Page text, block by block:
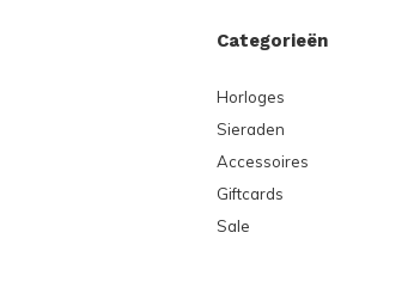
Categorieën
Horloges
Sieraden
Accessoires
Giftcards
Sale